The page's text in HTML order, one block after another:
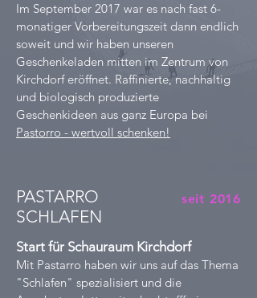
Im September 2017 war es nach fast 6-
monatiger Vorbereitungszeit dann endlich
soweit und wir haben unseren
Geschenkeladen mitten im Zentrum von
Kirchdorf eröffnet. Raffinierte, nachhaltig
und biologisch produzierte
Geschenkideen aus ganz Europa bei
Pastorro - wertvoll schenken!
PASTARRO
SCHLAFEN
seit 2016
Start für Schauraum Kirchdorf
Mit Pastarro haben wir uns auf das Thema
"Schlafen" spezialisiert und die